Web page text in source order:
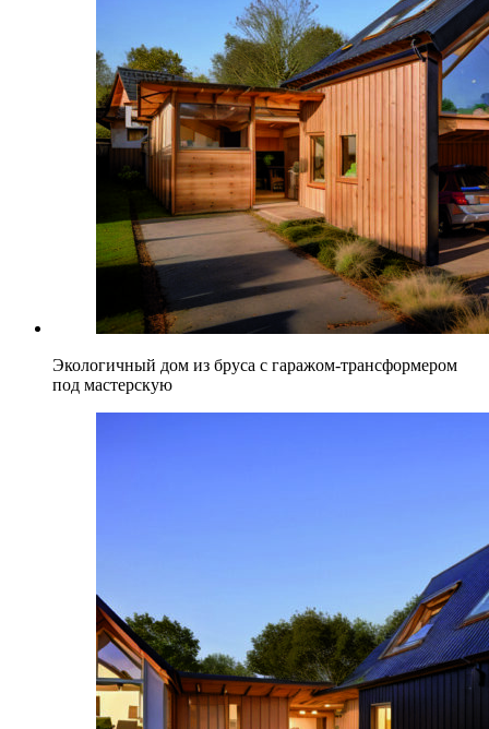
Экологичный дом из бруса с гаражом-трансформером
под мастерскую